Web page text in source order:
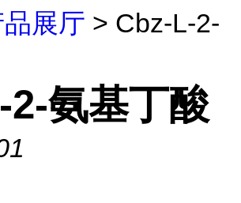
品展厅 > Cbz-L-2-
氨基丁酸